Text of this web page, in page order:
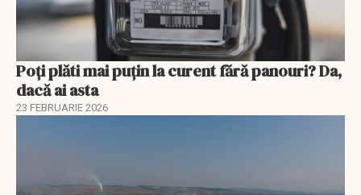
Poți plăti mai puțin la curent fără panouri? Da,
dacă ai asta
23 FEBRUARIE 2026